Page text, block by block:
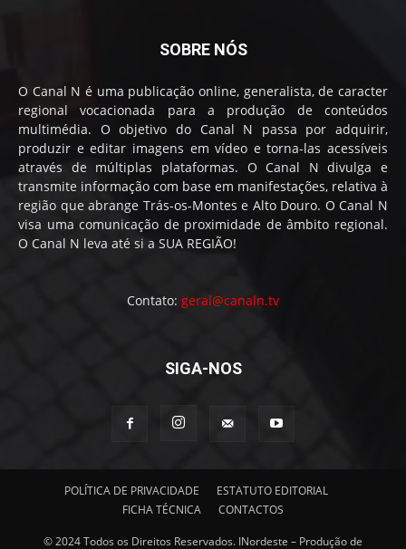
SOBRE NÓS
O Canal N é uma publicação online, generalista, de caracter
regional vocacionada para a produção de conteúdos
multimédia. O objetivo do Canal N passa por adquirir,
produzir e editar imagens em vídeo e torna-las acessíveis
através de múltiplas plataformas. O Canal N divulga e
transmite informação com base em manifestações, relativa à
região que abrange Trás-os-Montes e Alto Douro. O Canal N
visa uma comunicação de proximidade de âmbito regional.
O Canal N leva até si a SUA REGIÃO!
Contato: geral@canaln.tv
SIGA-NOS
POLÍTICA DE PRIVACIDADE
ESTATUTO EDITORIAL
FICHA TÉCNICA
CONTACTOS
© 2024 Todos os Direitos Reservados. INordeste – Produção de